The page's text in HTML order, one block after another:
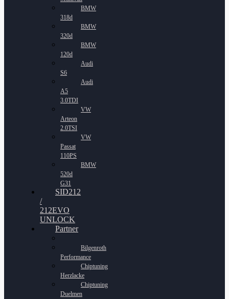
BMW
318d
BMW
320d
BMW
120d
Audi
S6
Audi
A5
3.0TDI
VW
Arteon
2.0TSI
VW
Passat
110PS
BMW
520d
G31
SID212
/
212EVO
UNLOCK
Partner
Bilgenroth
Performance
Chiptuning
Herzlacke
Chiptuning
Duelmen